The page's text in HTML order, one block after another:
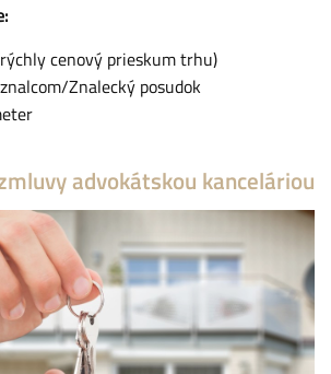
cenový prieskum trhu)
Znalecký posudok
advokátskou kanceláriou